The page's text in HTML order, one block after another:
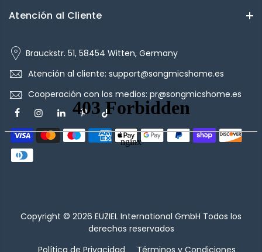
Atención al Cliente
Brauckstr. 51, 58454 Witten, Germany
Atención al cliente: support@songmicshome.es
Cooperación con los medios: pr@songmicshome.es
Copyright © 2026 EUZIEL International GmbH Todos los
derechos reservados